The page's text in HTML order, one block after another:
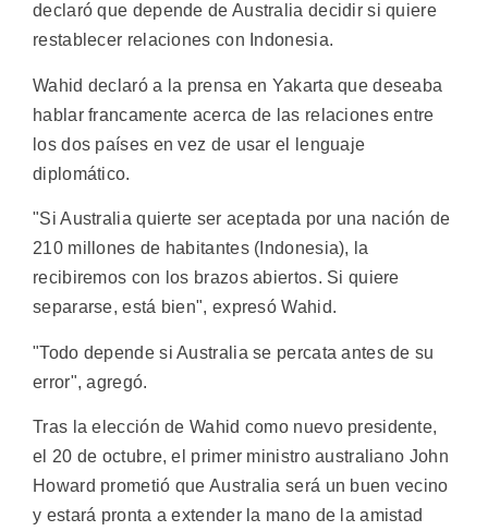
declaró que depende de Australia decidir si quiere
restablecer relaciones con Indonesia.
Wahid declaró a la prensa en Yakarta que deseaba
hablar francamente acerca de las relaciones entre
los dos países en vez de usar el lenguaje
diplomático.
"Si Australia quierte ser aceptada por una nación de
210 millones de habitantes (Indonesia), la
recibiremos con los brazos abiertos. Si quiere
separarse, está bien", expresó Wahid.
"Todo depende si Australia se percata antes de su
error", agregó.
Tras la elección de Wahid como nuevo presidente,
el 20 de octubre, el primer ministro australiano John
Howard prometió que Australia será un buen vecino
y estará pronta a extender la mano de la amistad